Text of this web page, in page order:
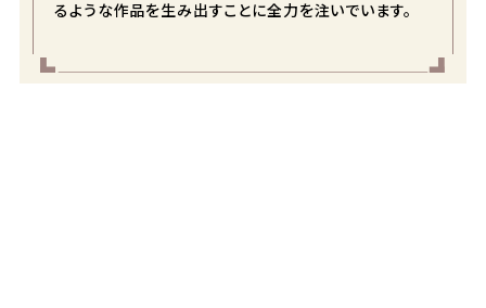
るような作品を生み出すことに全力を注いでいます。